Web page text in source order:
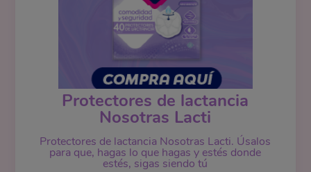
Protectores de lactancia
Nosotras Lacti
Protectores de lactancia Nosotras Lacti. Úsalos
para que, hagas lo que hagas y estés donde
estés, sigas siendo tú